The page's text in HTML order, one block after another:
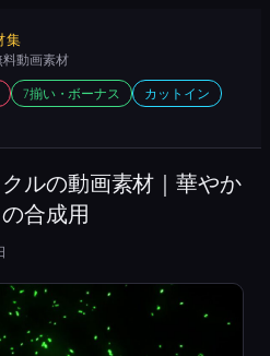
集
動画素材
7揃い・ボーナス
カットイン
ルの動画素材｜華やか
合成用